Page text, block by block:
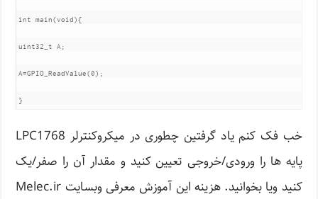
int main(void){
uint32_t A;
A=GPIO_ReadValue(0);
}
خب فک کنم یاد گرفتین چطوری در میکروکنترلر LPC1768
پایه ها را ورودی/خروجی تعیین کنید و مقدار آن را صفر/یک
کنید ویا بخوانید. هزینه این آموزش معرفی وبسایت Melec.ir